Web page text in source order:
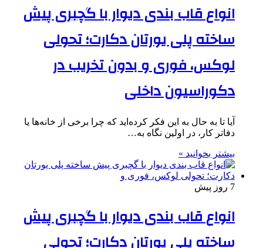
انواع قاب بندی دیوار با گچبری پیش
ساخته پلی یورتان دکارت؛ تحولی
لوکس، فوری و بدون تخریب در
دکوراسیون داخلی
آیا تا به حال به این فکر کرده‌اید که چرا برخی از خانه‌ها یا
دفاتر کار، در اولین نگاه به‌…
بیشتر بخوانید »
7 روز پیش
انواع قاب بندی دیوار با گچبری پیش
ساخته پلی یورتان دکارت؛ تحولی